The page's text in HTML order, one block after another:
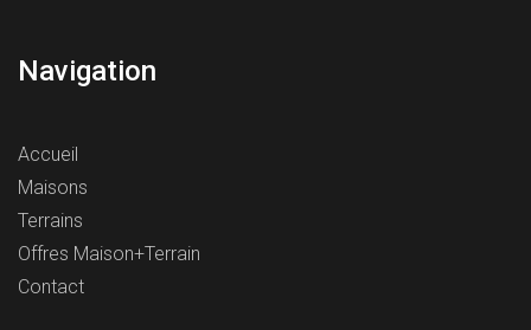
Navigation
Accueil
Maisons
Terrains
Offres Maison+Terrain
Contact